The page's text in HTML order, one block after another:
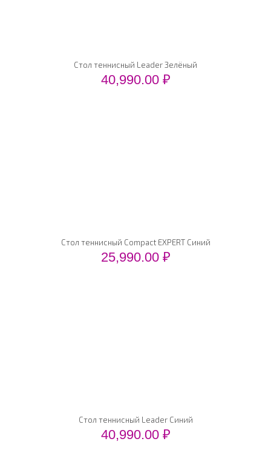
Стол теннисный Leader Зелёный
40,990.00 ₽
Стол теннисный Compact EXPERT Синий
25,990.00 ₽
Стол теннисный Leader Синий
40,990.00 ₽